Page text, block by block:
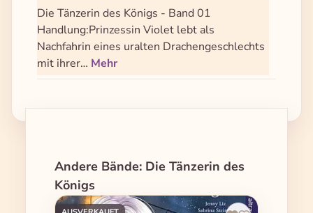
Die Tänzerin des Königs - Band 01
Handlung:Prinzessin Violet lebt als
Nachfahrin eines uralten Drachengeschlechts
mit ihrer… Mehr
Produktgalerie überspringen
Andere Bände: Die Tänzerin des
Königs